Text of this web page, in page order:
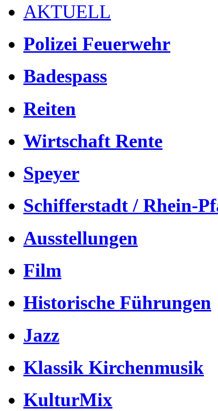
AKTUELL
Polizei Feuerwehr
Badespass
Reiten
Wirtschaft Rente
Speyer
Schifferstadt / Rhein-
Ausstellungen
Film
Historische Führungen
Jazz
Klassik Kirchenmusik
KulturMix